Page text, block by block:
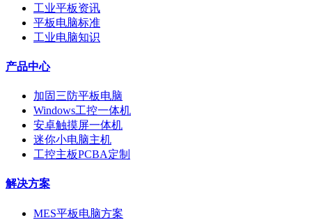
工业平板资讯
平板电脑标准
工业电脑知识
产品中心
加固三防平板电脑
Windows工控一体机
安卓触摸屏一体机
迷你小电脑主机
工控主板PCBA定制
解决方案
MES平板电脑方案